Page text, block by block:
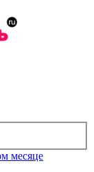
месяце